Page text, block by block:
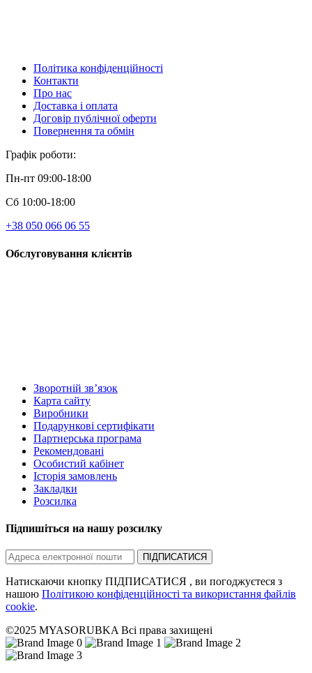
Політика конфіденційності
Контакти
Про нас
Доставка і оплата
Договір публічної оферти
Повернення та обмін
Графік роботи:
Пн-пт 09:00-18:00
Сб 10:00-18:00
+38 050 066 06 55
Обслуговування клієнтів
Зворотній зв’язок
Карта сайту
Виробники
Подарункові сертифікати
Партнерська програма
Рекомендовані
Особистий кабінет
Історія замовлень
Закладки
Розсилка
Підпишіться на нашу розсилку
ПІДПИСАТИСЯ
Натискаючи кнопку ПІДПИСАТИСЯ , ви погоджуєтеся з
нашою Політикою конфіденційності та використання файлів
cookie.
©2025 MYASORUBKA Всі права захищені